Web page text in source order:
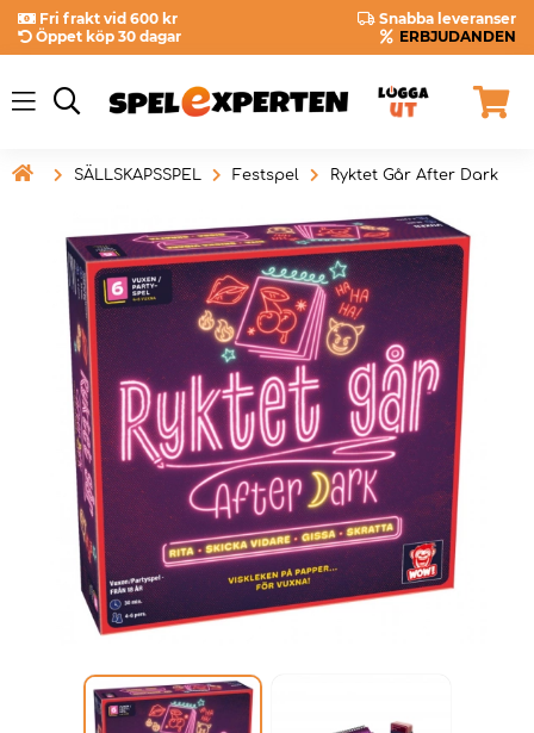
Fri frakt vid 600 kr
Snabba leveranser
Öppet köp 30 dagar
ERBJUDANDEN
 SÄLLSKAPSSPEL Festspel Ryktet Går After Dark